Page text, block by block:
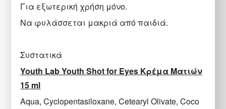
Για εξωτερική χρήση μόνο.
Να φυλάσσεται μακριά από παιδιά.
Συστατικά
Youth Lab Youth Shot for Eyes Κρέμα Ματιών
15 ml
Aqua, Cyclopentasiloxane, Cetearyl Olivate, Coco